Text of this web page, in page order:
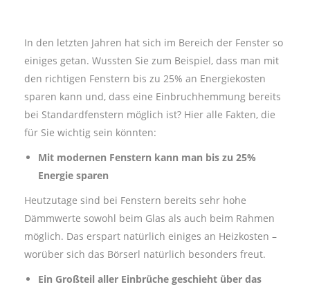
In den letzten Jahren hat sich im Bereich der Fenster so
einiges getan. Wussten Sie zum Beispiel, dass man mit
den richtigen Fenstern bis zu 25% an Energiekosten
sparen kann und, dass eine Einbruchhemmung bereits
bei Standardfenstern möglich ist? Hier alle Fakten, die
für Sie wichtig sein könnten:
Mit modernen Fenstern kann man bis zu 25%
Energie sparen
Heutzutage sind bei Fenstern bereits sehr hohe
Dämmwerte sowohl beim Glas als auch beim Rahmen
möglich. Das erspart natürlich einiges an Heizkosten –
worüber sich das Börserl natürlich besonders freut.
Ein Großteil aller Einbrüche geschieht über das